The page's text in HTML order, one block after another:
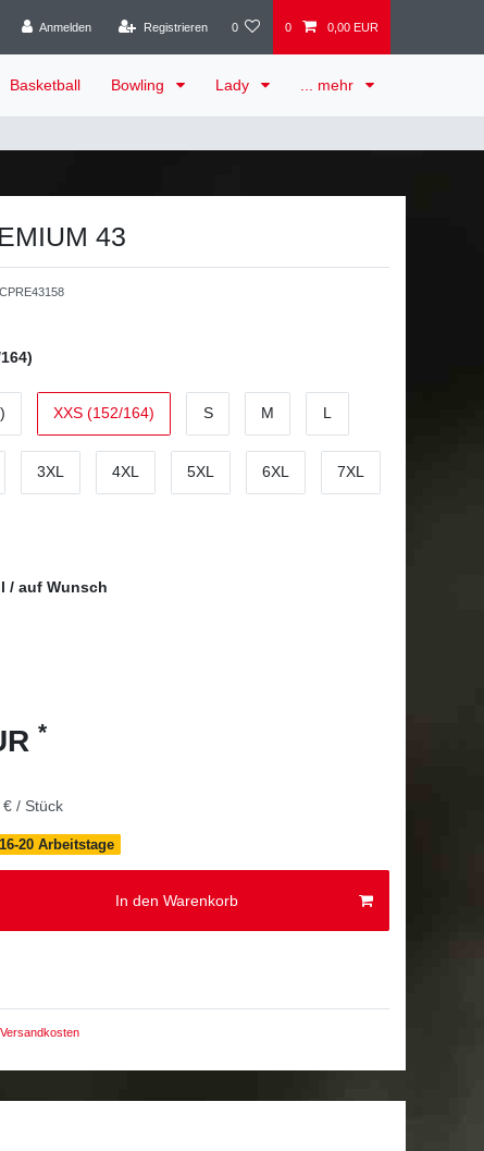
Anmelden
Registrieren 0 0 0,00 EUR
Basketball Bowling Lady ... mehr
43
XXS (152/164) S M L
3XL 4XL 5XL 6XL 7XL
/ auf Wunsch
*
/ Stück
20 Arbeitstage
In den Warenkorb
Versandkosten